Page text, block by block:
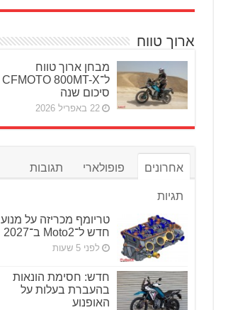
ארוך טווח
מבחן ארוך טווח
סיכום שנה
22 באפריל 2026
אחרונים פופולארי תגובות
תגיות
טריומף מכריזה על מנוע
חדש ל־Moto2 ב־2027
לפני 5 שעות
חדש: חסימת הונאות
בהעברת בעלות על
האופנוע